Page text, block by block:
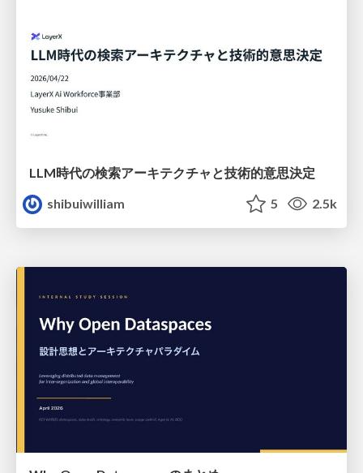
LLM時代の検索アーキテクチャと技術的意思決定
shibuiwilliam
5 2.5k